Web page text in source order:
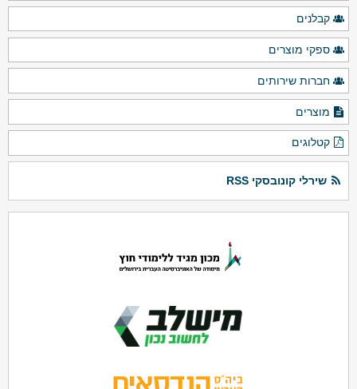
קבלנים
ספקי מוצרים
חברות שירותים
מוצרים
קטלוגים
שירלי קונובסקי RSS